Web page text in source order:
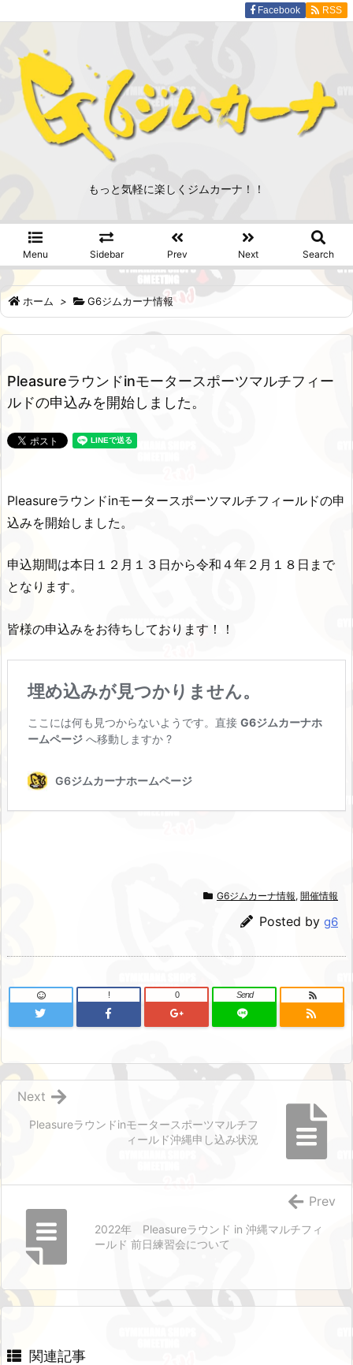
もっと気軽に楽しくジムカーナ！！
Menu Sidebar Prev Next Search
Facebook RSS
ホーム > G6ジムカーナ情報
Pleasureラウンドinモータースポーツマルチフィー
ルドの申込みを開始しました。
Pleasureラウンドinモータースポーツマルチフィールドの申
込みを開始しました。
申込期間は本日１２月１３日から令和４年２月１８日まで
となります。
皆様の申込みをお待ちしております！！
G6ジムカーナ情報, 開催情報
Posted by g6
! 0 Send
Pleasureラウンドinモータースポーツマルチフ
ィールド沖縄申し込み状況
Next
2022年 Pleasureラウンド in 沖縄マルチフィ
ールド 前日練習会について
Prev
関連記事